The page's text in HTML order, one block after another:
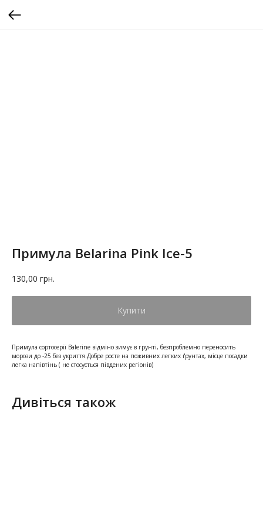
Примула Belarina Pink Ice-5
130,00 грн.
Купити
Примула сортосерії Balerine відміно зимує в грунті, безпроблемно переносить
морози до -25 без укриття.Добре росте на поживних легких ґрунтах, місце посадки
легка напівтінь ( не стосується південих регіонів)
Дивіться також